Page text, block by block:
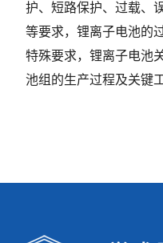
护、短路保护、过载、
等要求，锂离子电池的
特殊要求，锂离子电池
池组的生产过程及关键